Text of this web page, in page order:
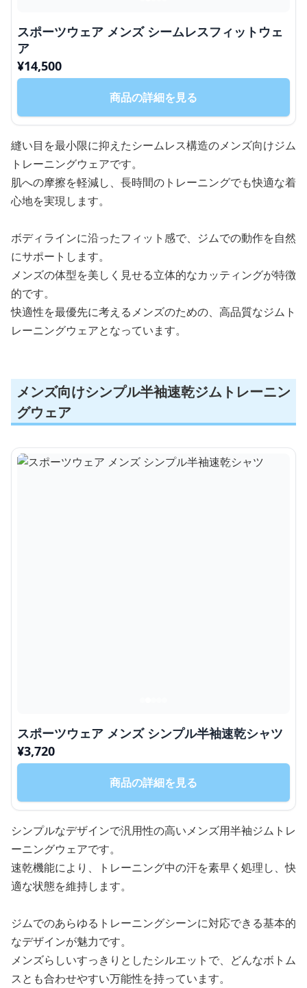
スポーツウェア メンズ シームレスフィットウェ
ア
¥14,500
商品の詳細を見る
縫い目を最小限に抑えたシームレス構造のメンズ向けジム
トレーニングウェアです。
肌への摩擦を軽減し、長時間のトレーニングでも快適な着
心地を実現します。
ボディラインに沿ったフィット感で、ジムでの動作を自然
にサポートします。
メンズの体型を美しく見せる立体的なカッティングが特徴
的です。
快適性を最優先に考えるメンズのための、高品質なジムト
レーニングウェアとなっています。
メンズ向けシンプル半袖速乾ジムトレーニン
グウェア
スポーツウェア メンズ シンプル半袖速乾シャツ
¥3,720
商品の詳細を見る
シンプルなデザインで汎用性の高いメンズ用半袖ジムトレ
ーニングウェアです。
速乾機能により、トレーニング中の汗を素早く処理し、快
適な状態を維持します。
ジムでのあらゆるトレーニングシーンに対応できる基本的
なデザインが魅力です。
メンズらしいすっきりとしたシルエットで、どんなボトム
スとも合わせやすい万能性を持っています。